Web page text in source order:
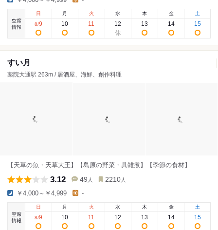
空席
情報
日
8/9
月
10
火
11
水
12
木
13
金
14
土
15
すい月
薬院大通駅 263m / 居酒屋、海鮮、創作料理
【天草の魚・天草大王】【島原の野菜・具雑煮】【季節の食材】
3.12 49 人 2210 人
￥4,000～￥4,999 -
空席
情報
日
8/9
月
10
火
11
水
12
木
13
金
14
土
15